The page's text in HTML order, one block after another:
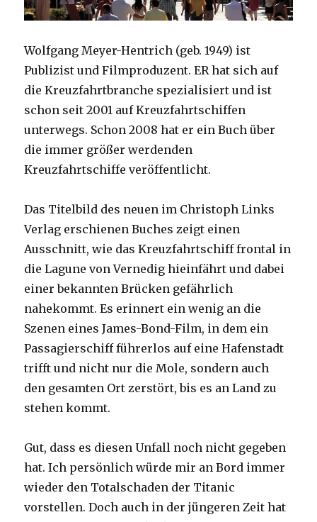
Wolfgang Meyer-Hentrich (geb. 1949) ist
Publizist und Filmproduzent. ER hat sich auf
die Kreuzfahrtbranche spezialisiert und ist
schon seit 2001 auf Kreuzfahrtschiffen
unterwegs. Schon 2008 hat er ein Buch über
die immer größer werdenden
Kreuzfahrtschiffe veröffentlicht.
Das Titelbild des neuen im Christoph Links
Verlag erschienen Buches zeigt einen
Ausschnitt, wie das Kreuzfahrtschiff frontal in
die Lagune von Vernedig hieinfährt und dabei
einer bekannten Brücken gefährlich
nahekommt. Es erinnert ein wenig an die
Szenen eines James-Bond-Film, in dem ein
Passagierschiff führerlos auf eine Hafenstadt
trifft und nicht nur die Mole, sondern auch
den gesamten Ort zerstört, bis es an Land zu
stehen kommt.
Gut, dass es diesen Unfall noch nicht gegeben
hat. Ich persönlich würde mir an Bord immer
wieder den Totalschaden der Titanic
vorstellen. Doch auch in der jüngeren Zeit hat